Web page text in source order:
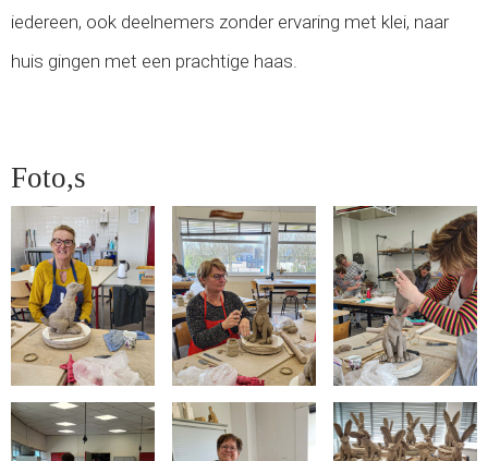
iedereen, ook deelnemers zonder ervaring met klei, naar
huis gingen met een prachtige haas.
Foto,s